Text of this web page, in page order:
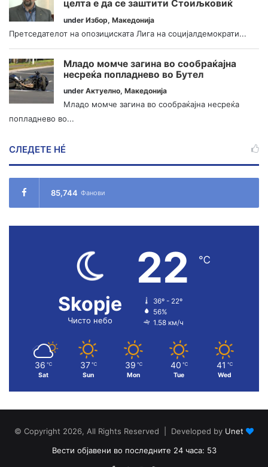
целта е да се заштити Стоиљковиќ
under Избор, Македонија
Претседателот на опозициската Лига на социјалдемократи...
Младо момче загина во сообраќајна
несреќа попладнево во Бутел
under Актуелно, Македонија
Младо момче загина во сообраќајна несреќа
попладнево во...
СЛЕДЕТЕ НÉ
85,744 Фанови
Skopje
Чисто небо
22 ℃
36º - 22º
56%
1.58 км/ч
36 ℃
Sat
37 ℃
Sun
39 ℃
Mon
40 ℃
Tue
41 ℃
Wed
© Copyright 2026, All Rights Reserved | Developed by Unet
Вести објавени во последните 24 часа: 53